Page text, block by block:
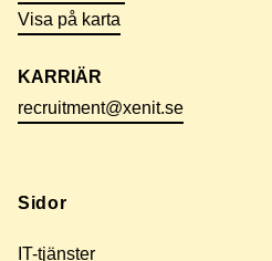
Visa på karta
KARRIÄR
recruitment@xenit.se
Sidor
IT-tjänster